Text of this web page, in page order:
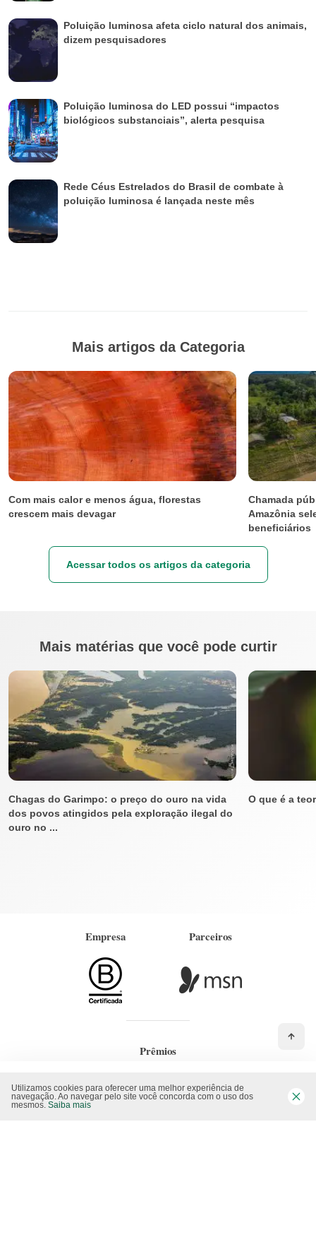
Poluição luminosa afeta ciclo natural dos animais,
dizem pesquisadores
Poluição luminosa do LED possui “impactos
biológicos substanciais”, alerta pesquisa
Rede Céus Estrelados do Brasil de combate à
poluição luminosa é lançada neste mês
Mais artigos da Categoria
Com mais calor e menos água, florestas
crescem mais devagar
Chamada
Amazônia
beneficiários
Acessar todos os artigos da categoria
Mais matérias que você pode curtir
Chagas do Garimpo: o preço do ouro na vida
dos povos atingidos pela exploração ilegal do
ouro no ...
O que é a
Empresa Parceiros
Prêmios
Utilizamos cookies para oferecer uma melhor experiência de
navegação. Ao navegar pelo site você concorda com o uso dos
mesmos. Saiba mais